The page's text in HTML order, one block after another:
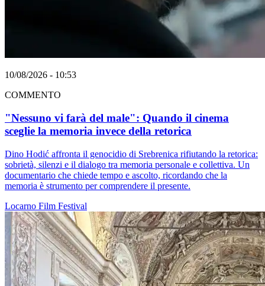
10/08/2026 - 10:53
COMMENTO
"Nessuno vi farà del male": Quando il cinema
sceglie la memoria invece della retorica
Dino Hodić affronta il genocidio di Srebrenica rifiutando la retorica:
sobrietà, silenzi e il dialogo tra memoria personale e collettiva. Un
documentario che chiede tempo e ascolto, ricordando che la
memoria è strumento per comprendere il presente.
Locarno Film Festival